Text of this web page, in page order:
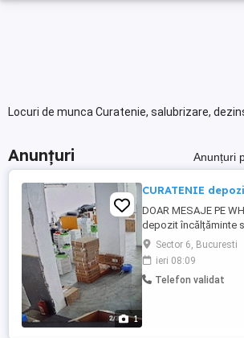
Locuri de munca Curatenie, salubrizare,
Anunțuri Anunțuri
1
CURATENIE
DOAR MESAJE PE
depozit încălțăminte
Cascadelor,4 ore pe
zile pe
ani,domiciliul in
WHATSAPP!
Sector 6, Bucuresti
ieri 08:09
Telefon validat